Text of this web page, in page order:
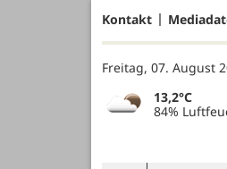
Kontakt
Freitag, 07. August
13,2°C
84%